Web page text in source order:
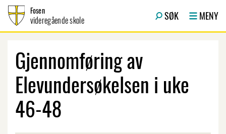
Fosen
videregående skole SØK MENY
Gjennomføring av
Elevundersøkelsen i uke
46-48